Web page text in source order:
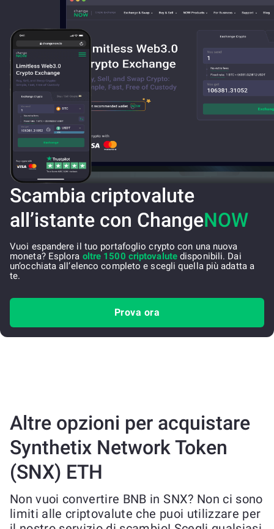
Scambia criptovalute
all’istante con ChangeNOW
Vuoi espandere il tuo portafoglio crypto con una nuova
moneta? Esplora oltre 1500 criptovalutedisponibili. Dai
un’occhiata all’elenco completo e scegli quella più adatta a
te.
Prova ora
Altre opzioni per acquistare
Synthetix Network Token
(SNX) ETH
Non vuoi convertire BNB in SNX? Non ci sono
limiti alle criptovalute che puoi utilizzare per